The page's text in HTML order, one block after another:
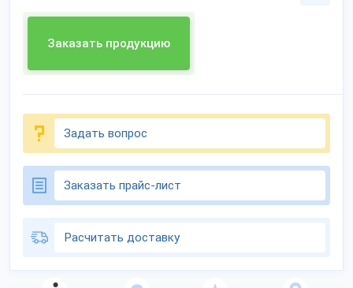
Заказать продукцию
Задать вопрос
Заказать прайс-лист
Расчитать доставку